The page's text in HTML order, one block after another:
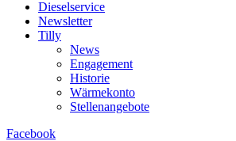
Dieselservice
Newsletter
Tilly
News
Engagement
Historie
Wärmekonto
Stellenangebote
Facebook